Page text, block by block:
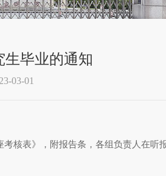
生毕业的通知
03-01
核表》，附报告条，各组负责人在